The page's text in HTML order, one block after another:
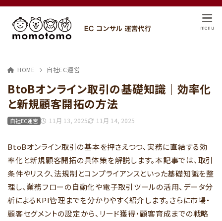
HOME 自社EC運営
BtoBオンライン取引の基礎知識｜効率化
と新規顧客開拓の方法
11月 13, 2025 11月 14, 2025
自社EC運営
BtoBオンライン取引の基本を押さえつつ、実務に直結する効
率化と新規顧客開拓の具体策を解説します。本記事では、取引
条件やリスク、法規制とコンプライアンスといった基礎知識を整
理し、業務フローの自動化や電子取引ツールの活用、データ分
析によるKPI管理までを分かりやすく紹介します。さらに市場・
顧客セグメントの設定から、リード獲得・顧客育成までの戦略